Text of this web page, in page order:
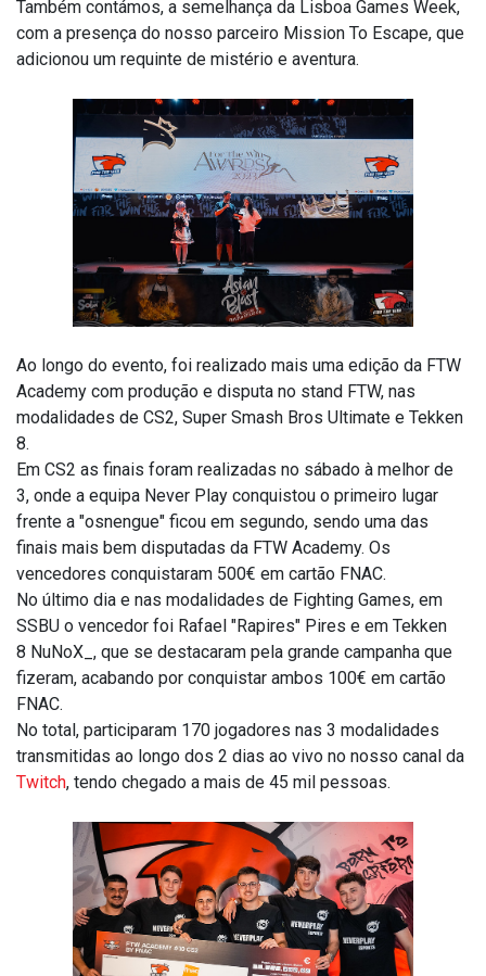
Também contámos, a semelhança da Lisboa Games Week,
com a presença do nosso parceiro Mission To Escape, que
adicionou um requinte de mistério e aventura.
Ao longo do evento, foi realizado mais uma edição da FTW
Academy com produção e disputa no stand FTW, nas
modalidades de CS2, Super Smash Bros Ultimate e Tekken
8.
Em CS2 as finais foram realizadas no sábado à melhor de
3, onde a equipa Never Play conquistou o primeiro lugar
frente a "osnengue" ficou em segundo, sendo uma das
finais mais bem disputadas da FTW Academy. Os
vencedores conquistaram 500€ em cartão FNAC.
No último dia e nas modalidades de Fighting Games, em
SSBU o vencedor foi Rafael "Rapires" Pires e em Tekken
8 NuNoX_, que se destacaram pela grande campanha que
fizeram, acabando por conquistar ambos 100€ em cartão
FNAC.
No total, participaram 170 jogadores nas 3 modalidades
transmitidas ao longo dos 2 dias ao vivo no nosso canal da
Twitch, tendo chegado a mais de 45 mil pessoas.